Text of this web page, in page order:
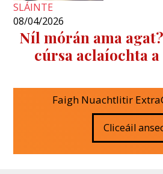
SLÁINTE
08/04/2026
Níl mórán ama
cúrsa aclaíochta
Faigh Nuachtlitir
Cliceáil